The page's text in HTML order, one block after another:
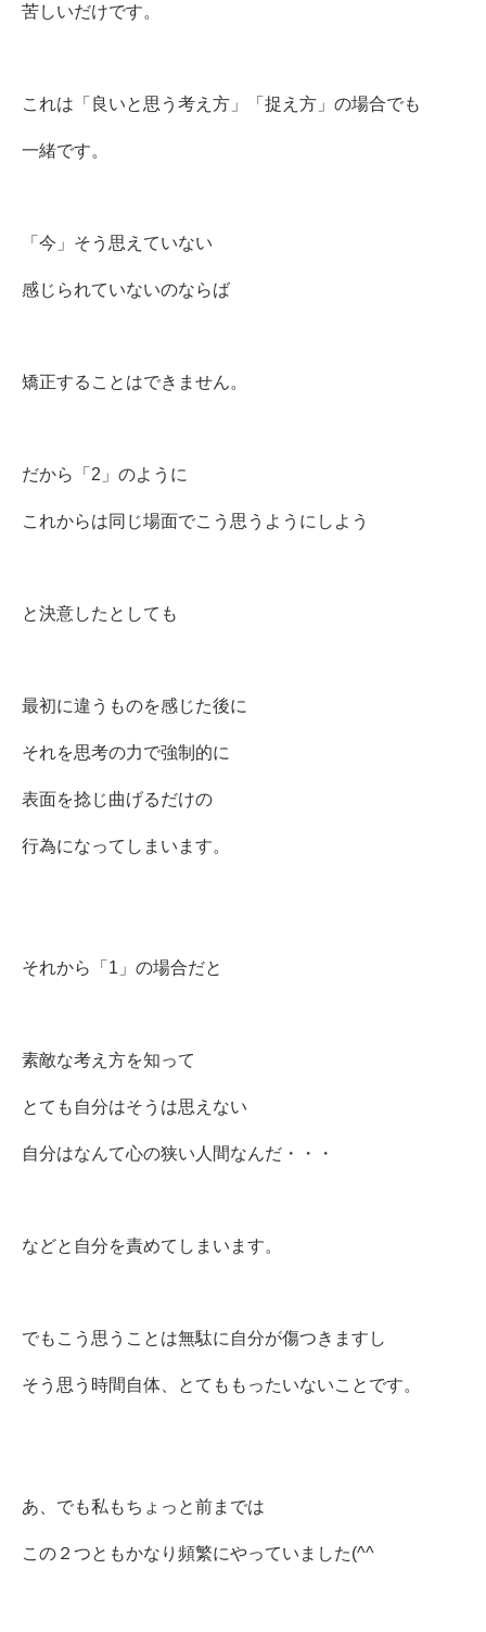
苦しいだけです。
これは「良いと思う考え方」「捉え方」の場合でも
一緒です。
「今」そう思えていない
感じられていないのならば
矯正することはできません。
だから「2」のように
これからは同じ場面でこう思うようにしよう
と決意したとしても
最初に違うものを感じた後に
それを思考の力で強制的に
表面を捻じ曲げるだけの
行為になってしまいます。
それから「1」の場合だと
素敵な考え方を知って
とても自分はそうは思えない
自分はなんて心の狭い人間なんだ・・・
などと自分を責めてしまいます。
でもこう思うことは無駄に自分が傷つきますし
そう思う時間自体、とてももったいないことです。
あ、でも私もちょっと前までは
この２つともかなり頻繁にやっていました(^^ゞ